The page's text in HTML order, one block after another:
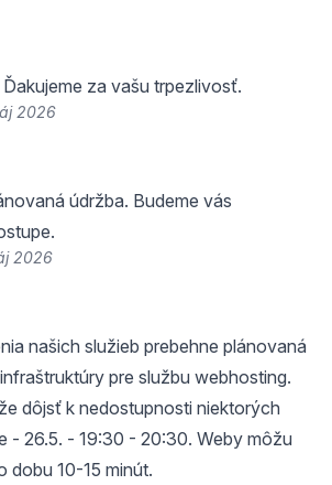
za vašu trpezlivosť.
2026
údržba. Budeme vás
2026
našich služieb prebehne plánovaná
pre službu webhosting.
dôjsť k nedostupnosti niektorých
- 26.5. - 19:30 - 20:30. Weby môžu
dobu 10-15 minút.